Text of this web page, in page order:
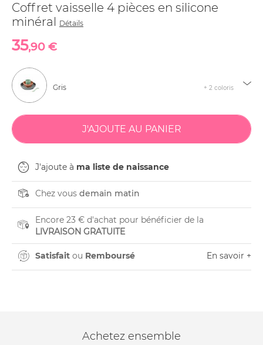
Coffret vaisselle 4 pièces en silicone
minéral Détails
35,90 €
Gris + 2 coloris
J'ajoute à ma liste de naissance
Chez vous demain matin
Encore 23 € d'achat pour bénéficier de la
LIVRAISON GRATUITE
Satisfait ou Remboursé En savoir +
Achetez ensemble